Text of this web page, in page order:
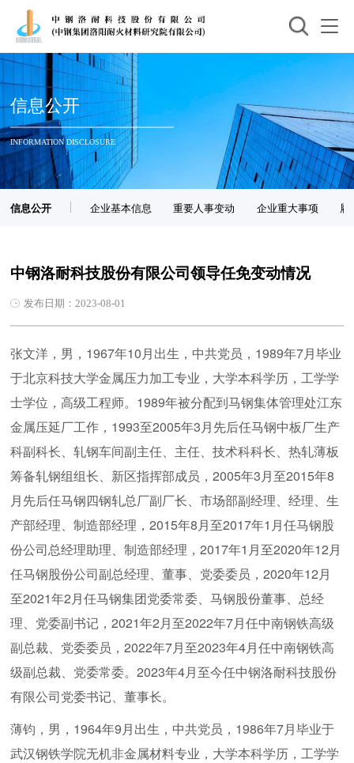
信息公开
INFORMATION DISCLOSURE
信息公开 企业基本信息 重要人事变动 企业重大事项 履
中钢洛耐科技股份有限公司领导任免变动情况
发布日期：2023-08-01
张文洋，男，1967年10月出生，中共党员，1989年7月毕业
于北京科技大学金属压力加工专业，大学本科学历，工学学
士学位，高级工程师。1989年被分配到马钢集体管理处江东
金属压延厂工作，1993至2005年3月先后任马钢中板厂生产
科副科长、轧钢车间副主任、主任、技术科科长、热轧薄板
筹备轧钢组组长、新区指挥部成员，2005年3月至2015年8
月先后任马钢四钢轧总厂副厂长、市场部副经理、经理、生
产部经理、制造部经理，2015年8月至2017年1月任马钢股
份公司总经理助理、制造部经理，2017年1月至2020年12月
任马钢股份公司副总经理、董事、党委委员，2020年12月
至2021年2月任马钢集团党委常委、马钢股份董事、总经
理、党委副书记，2021年2月至2022年7月任中南钢铁高级
副总裁、党委委员，2022年7月至2023年4月任中南钢铁高
级副总裁、党委常委。2023年4月至今任中钢洛耐科技股份
有限公司党委书记、董事长。
薄钧，男，1964年9月出生，中共党员，1986年7月毕业于
武汉钢铁学院无机非金属材料专业，大学本科学历，工学学